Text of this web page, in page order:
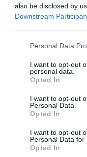
also be disclosed by
Downstream
Please note that this
not limited to your
grant or deny consent
use your data for
consent section.
Personal Data
I want to opt-out
personal data.
Opted In
I want to opt-out
Personal Data.
Opted In
I want to opt-out
Personal Data for
Opted In
Hajlamosak
társadalmak
kor
– fogalmazott a
ugytudjuk.hu